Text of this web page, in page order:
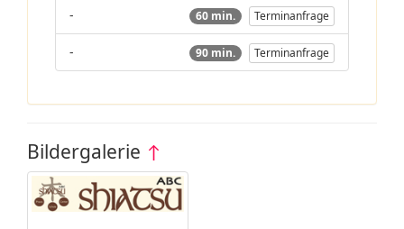
60 min. Terminanfrage
-
90 min. Terminanfrage
-
Bildergalerie ↑